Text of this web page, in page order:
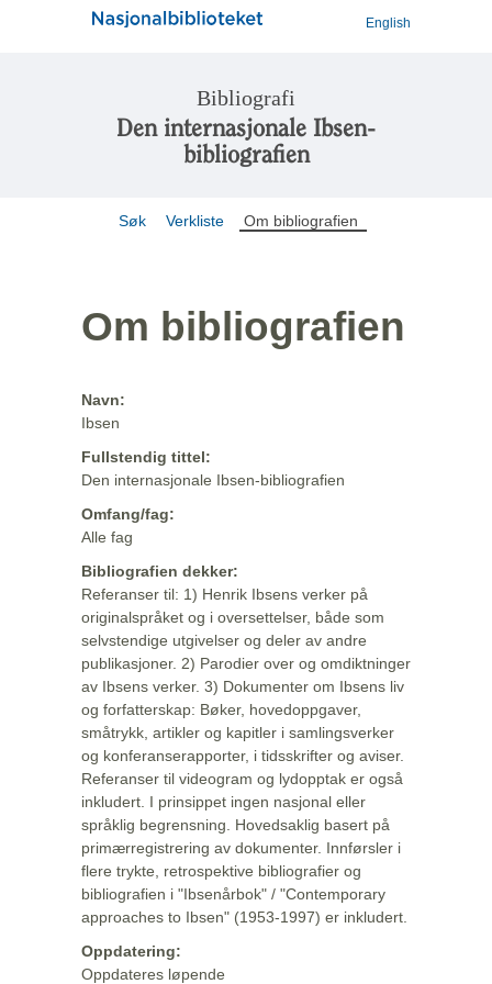
English
Bibliografi
Den internasjonale Ibsen-
bibliografien
Søk Verkliste Om bibliografien
Om bibliografien
Navn:
Ibsen
Fullstendig tittel:
Den internasjonale Ibsen-bibliografien
Omfang/fag:
Alle fag
Bibliografien dekker:
Referanser til: 1) Henrik Ibsens verker på
originalspråket og i oversettelser, både som
selvstendige utgivelser og deler av andre
publikasjoner. 2) Parodier over og omdiktninger
av Ibsens verker. 3) Dokumenter om Ibsens liv
og forfatterskap: Bøker, hovedoppgaver,
småtrykk, artikler og kapitler i samlingsverker
og konferanserapporter, i tidsskrifter og aviser.
Referanser til videogram og lydopptak er også
inkludert. I prinsippet ingen nasjonal eller
språklig begrensning. Hovedsaklig basert på
primærregistrering av dokumenter. Innførsler i
flere trykte, retrospektive bibliografier og
bibliografien i "Ibsenårbok" / "Contemporary
approaches to Ibsen" (1953-1997) er inkludert.
Oppdatering:
Oppdateres løpende